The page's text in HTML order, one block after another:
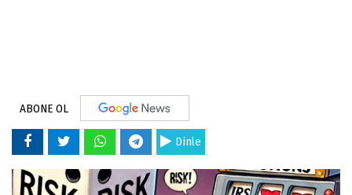
ABONE OL
Dinle